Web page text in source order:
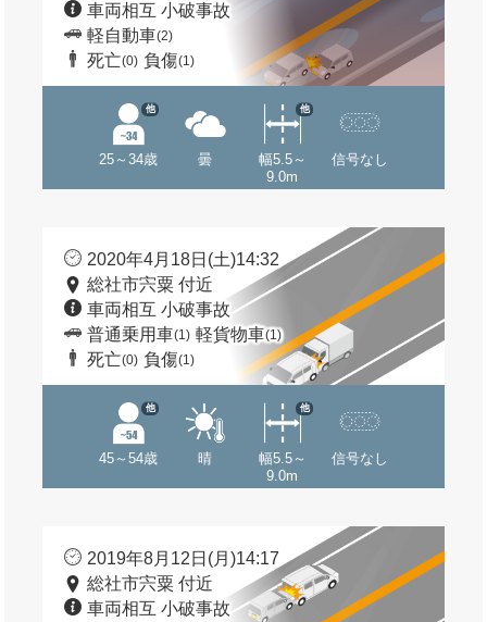
車両相互 小破事故
軽自動車(2)
死亡(0) 負傷(1)
25～34歳
他
曇
幅5.5～
9.0m
他
信号なし
2020年4月18日(土)14:32
総社市宍粟 付近
車両相互 小破事故
普通乗用車(1) 軽貨物車(1)
死亡(0) 負傷(1)
45～54歳
他
晴
幅5.5～
9.0m
他
信号なし
2019年8月12日(月)14:17
総社市宍粟 付近
車両相互 小破事故